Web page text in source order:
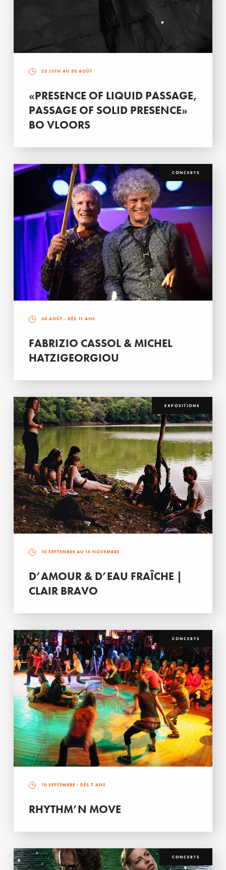
25 JUIN AU 30 AOÛT
«PRESENCE OF LIQUID PASSAGE,
PASSAGE OF SOLID PRESENCE»
BO VLOORS
CONCERTS
30 AOÛT - DÈS 11 ANS
FABRIZIO CASSOL & MICHEL
HATZIGEORGIOU
EXPOSITIONS
10 SEPTEMBRE AU 15 NOVEMBRE
D’AMOUR & D’EAU FRAÎCHE |
CLAIR BRAVO
CONCERTS
10 SEPTEMBRE - DÈS 7 ANS
RHYTHM’N MOVE
CONCERTS